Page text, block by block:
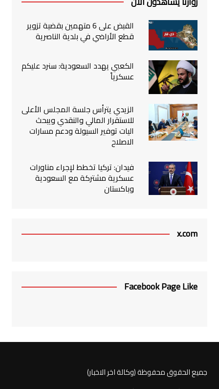
القبض على 6 متهمين بقضية تزوير
قطع الأراضي في بلدية الناصرية
الكعبي يهدد السعودية: سنرد عليكم
عسكرياً
الزيدي يترأس جلسة المجلس الأعلى
للاستقرار المالي والنقدي ويبحث
اليات توفير السيولة ودعم مسارات
الاصلاح
فيدان: تركيا تخطط لإجراء مناورات
عسكرية مشتركة مع السعودية
وباكستان
x.com
Facebook Page Like
جميع الحقوق محفوظة (وكالة اخر الاخبار)